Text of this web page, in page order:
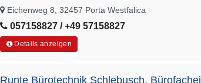
Eichenweg 8, 32457 Porta Westfalica
057158827 / +49 57158827
Details anzeigen
Runte Bürotechnik Schlebusch,